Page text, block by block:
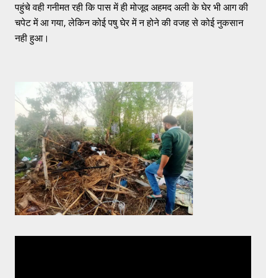
पहुंचे वही गनीमत रही कि पास में ही मोजूद अहमद अली के घेर भी आग की
चपेट में आ गया, लेकिन कोई पषु घेर में न होने की वजह से कोई नुकसान
नही हुआ।